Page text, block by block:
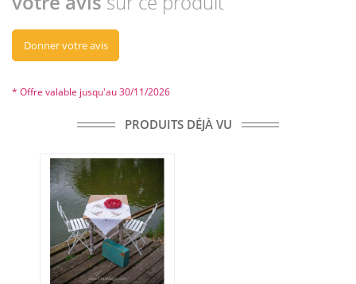
Donner votre avis
* Offre valable jusqu'au 30/11/2026
PRODUITS DÉJÀ VU